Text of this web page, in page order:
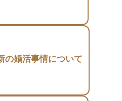
の婚活事情について